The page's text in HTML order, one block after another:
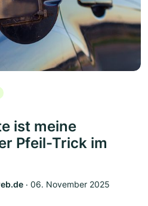
ist meine
Pfeil-Trick im
‧ 06. November 2025